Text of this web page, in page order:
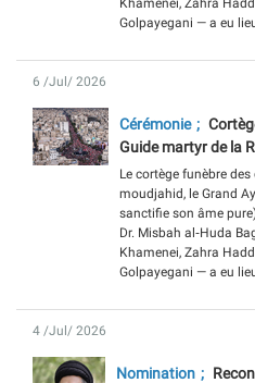
Khamenei, Zahra
Golpayegani — a eu
6 /Jul/ 2026
Cérémonie
Guide martyr de la
Le cortège funèbre
moudjahid, le Grand
sanctifie son âme
Dr. Misbah al‑Huda
Khamenei, Zahra
Golpayegani — a eu
4 /Jul/ 2026
Nomination